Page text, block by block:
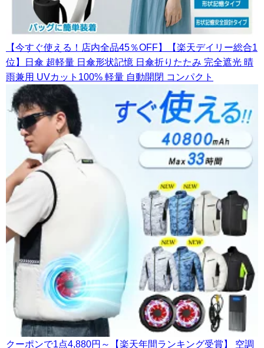
【今すぐ使える！店内全品45％OFF】【楽天デイリー総合1
位】日傘 超軽量 日傘形状記憶 日傘折りたたみ 完全遮光 晴
雨兼用 UVカット100% 軽量 自動開閉 コンパクト
クーポンで1点4,880円～【楽天年間ランキング受賞】 空調